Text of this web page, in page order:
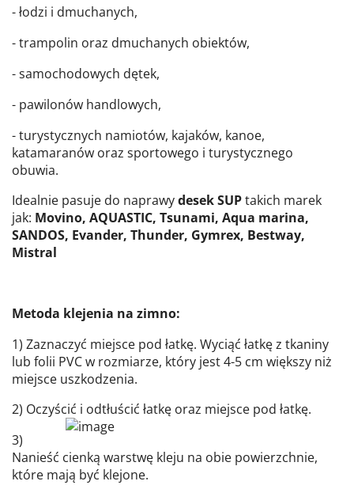
- łodzi i dmuchanych,
- trampolin oraz dmuchanych obiektów,
- samochodowych dętek,
- pawilonów handlowych,
- turystycznych namiotów, kajaków, kanoe,
katamaranów oraz sportowego i turystycznego
obuwia.
Idealnie pasuje do naprawydesek SUPtakich marek
jak: Movino, AQUASTIC, Tsunami, Aqua marina,
SANDOS, Evander, Thunder, Gymrex, Bestway,
Mistral
Metoda klejenia na zimno:
1) Zaznaczyć miejsce pod łatkę. Wyciąć łatkę z tkaniny
lub folii PVC w rozmiarze, który jest 4-5 cm większy niż
miejsce uszkodzenia.
2) Oczyścić i odtłuścić łatkę oraz miejsce pod łatkę.
3)
Nanieść cienką warstwę kleju na obie powierzchnie,
które mają być klejone.